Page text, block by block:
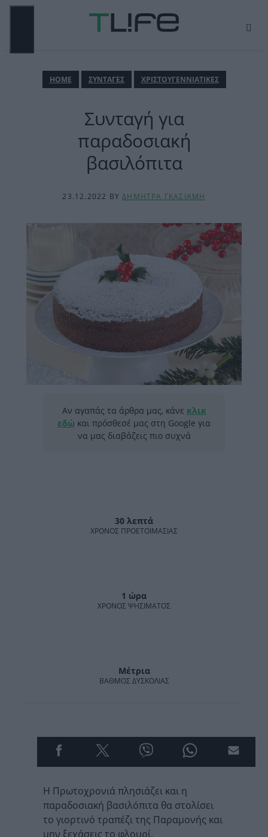
Μετάβαση
ΜΕΝΟΎΗΟΜΕ ΣΥΝΤΑΓΕΣ ΧΡΙΣΤΟΥΓΕΝΝΙΑΤΙΚΕΣ
Συνταγή για
παραδοσιακή
βασιλόπιτα
23.12.2022 BYΔΗΜΗΤΡΑ ΓΚΑΣΙΑΜΗ
Αν αγαπάς τα άρθρα μας, κάνε κλικ
εδώ και πρόσθεσέ μας στη Google για
να μας διαβάζεις πιο συχνά
30 λεπτά
ΧΡΌΝΟΣ ΠΡΟΕΤΟΙΜΑΣΊΑΣ
1 ώρα
ΧΡΌΝΟΣ ΨΗΣΊΜΑΤΟΣ
Μέτρια
ΒΑΘΜΌΣ ΔΥΣΚΟΛΊΑΣ
H Πρωτοχρονιά πλησιάζει και η
παραδοσιακή βασιλόπιτα θα στολίσει
το γιορτινό τραπέζι της Παραμονής και
μην ξεχάσεις το φλουρί.